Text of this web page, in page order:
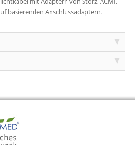
basierenden Anschlussadaptern.